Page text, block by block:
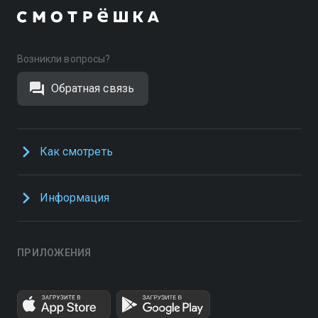
Возникли вопросы?
Обратная связь
Как смотреть
Информация
ПРИЛОЖЕНИЯ